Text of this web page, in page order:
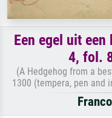
Een egel uit
4, fol.
(A Hedgehog from a
1300 (tempera, pen and